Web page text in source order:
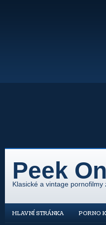
Peek
Klasické a vintage pornofilmy
HLAVNÍ STRÁNKA PORNO